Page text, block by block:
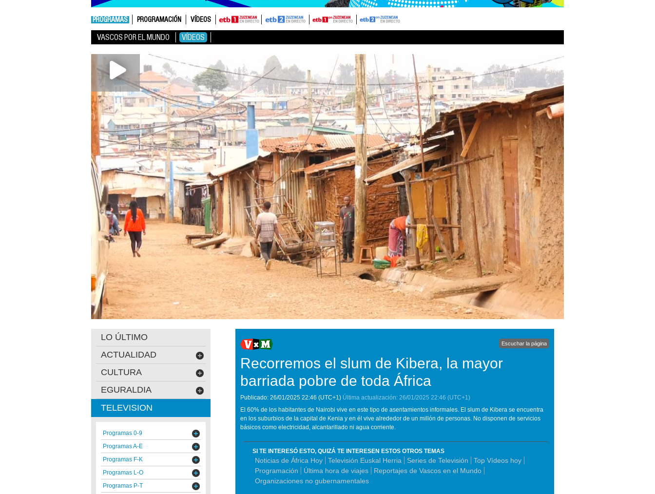
PROGRAMAS PROGRAMACIÓN VÍDEOS
VASCOS POR EL MUNDO VÍDEOS
Escuchar la página
Recorremos el slum de Kibera, la mayor
barriada pobre de toda África
Publicado: 26/01/2025 22:46 (UTC+1) Última actualización: 26/01/2025 22:46 (UTC+1)
El 60% de los habitantes de Nairobi vive en este tipo de asentamientos informales. El slum de Kibera se encuentra
en los suburbios de la capital de Kenia y en él vive alrededor de un millón de personas. No disponen de servicios
básicos como electricidad, alcantarillado ni agua corriente.
SI TE INTERESÓ ESTO, QUIZÁ TE INTERESEN ESTOS OTROS TEMAS
Noticias de África Hoy Televisión Euskal Herria Series de Televisión
Top Vídeos hoy
Programación
Última hora de viajes
Reportajes de Vascos en el Mundo
Organizaciones no gubernamentales
LO ÚLTIMO
ACTUALIDAD
CULTURA
EGURALDIA
TELEVISION
Programas 0-9
Programas A-E
Programas F-K
Programas L-O
Programas P-T